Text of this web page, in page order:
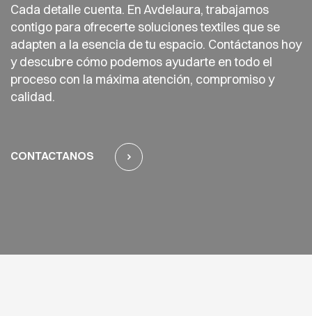
Cada detalle cuenta. En Avdelaura, trabajamos
contigo para ofrecerte soluciones textiles que se
adapten a la esencia de tu espacio. Contáctanos hoy
y descubre cómo podemos ayudarte en todo el
proceso con la máxima atención, compromiso y
calidad.
CONTACTANOS